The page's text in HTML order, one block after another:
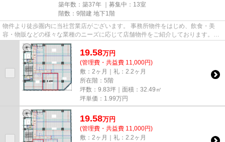
築年数：築37年 ｜募集中： 13室
階数：9階建 地下1階
物件より徒歩圏内に当社営業店がございます。 事務所物件をはじめ、飲食・美
容・物販などの様々な業種のニーズに応じて店舗物件をご紹介しております。
尚、弊社ではおとり広告は一切...
19.58万円
(管理費・共益費 11,000円)
敷：2ヶ月｜礼：2.2ヶ月
所在階：5階
坪数：9.83坪｜面積：32.49㎡
坪単価： 1.99万円
19.58万円
(管理費・共益費 11,000円)
敷：2ヶ月｜礼：2.2ヶ月